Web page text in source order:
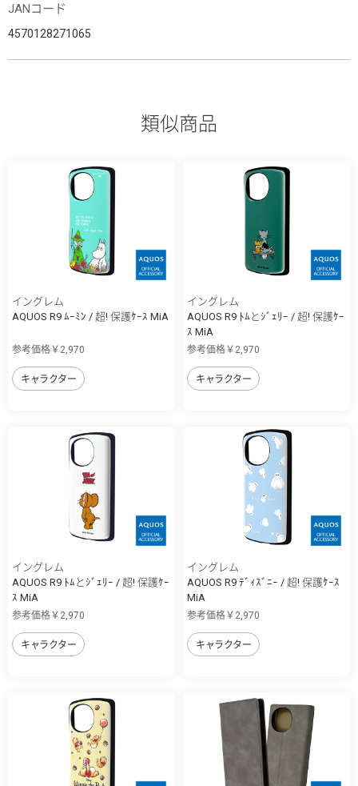
JANコード
4570128271065
類似商品
イングレム
AQUOS R9 ﾑｰﾐﾝ / 超! 保護ｹｰｽ MiA
参考価格￥2,970
キャラクター
イングレム
AQUOS R9 ﾄﾑとｼﾞｪﾘｰ / 超! 保護ｹｰ
ｽ MiA
参考価格￥2,970
キャラクター
イングレム
AQUOS R9 ﾄﾑとｼﾞｪﾘｰ / 超! 保護ｹｰ
ｽ MiA
参考価格￥2,970
キャラクター
イングレム
AQUOS R9 ﾃﾞｨｽﾞﾆｰ / 超! 保護ｹｰｽ
MiA
参考価格￥2,970
キャラクター